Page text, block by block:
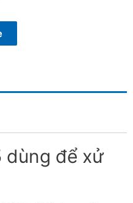
dùng để xử